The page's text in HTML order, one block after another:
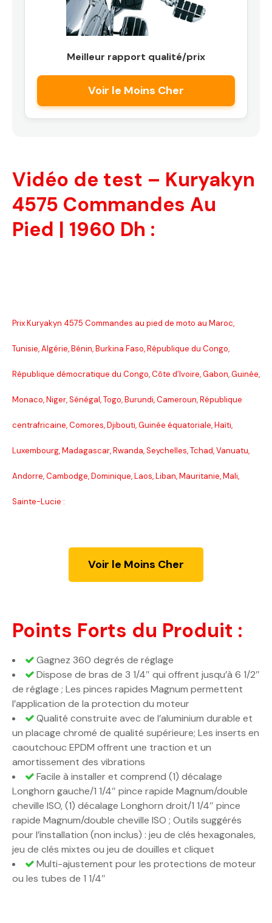
Meilleur rapport qualité/prix
Voir le Moins Cher
Vidéo de test – Kuryakyn
4575 Commandes Au
Pied | 1960 Dh :
Prix Kuryakyn 4575 Commandes au pied de moto au Maroc,
Tunisie, Algérie, Bénin, Burkina Faso, République du Congo,
République démocratique du Congo, Côte d’Ivoire, Gabon, Guinée,
Monaco, Niger, Sénégal, Togo, Burundi, Cameroun, République
centrafricaine, Comores, Djibouti, Guinée équatoriale, Haïti,
Luxembourg, Madagascar, Rwanda, Seychelles, Tchad, Vanuatu,
Andorre, Cambodge, Dominique, Laos, Liban, Mauritanie, Mali,
Sainte-Lucie :
Voir le Moins Cher
Points Forts du Produit :
Gagnez 360 degrés de réglage
Dispose de bras de 3 1/4″ qui offrent jusqu’à 6 1/2″
de réglage ; Les pinces rapides Magnum permettent
l’application de la protection du moteur
Qualité construite avec de l’aluminium durable et
un placage chromé de qualité supérieure; Les inserts en
caoutchouc EPDM offrent une traction et un
amortissement des vibrations
Facile à installer et comprend (1) décalage
Longhorn gauche/1 1/4″ pince rapide Magnum/double
cheville ISO, (1) décalage Longhorn droit/1 1/4″ pince
rapide Magnum/double cheville ISO ; Outils suggérés
pour l’installation (non inclus) : jeu de clés hexagonales,
jeu de clés mixtes ou jeu de douilles et cliquet
Multi-ajustement pour les protections de moteur
ou les tubes de 1 1/4″